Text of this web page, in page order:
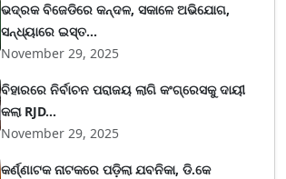
ଭଦ୍ରକ ବିଜେଡିରେ କନ୍ଦଳ, ସକାଳେ ଅଭିଯୋଗ,
ସନ୍ଧ୍ୟାରେ ଇସ୍ତ...
November 29, 2025
ବିହାରରେ ନିର୍ବାଚନ ପରାଜୟ ଲାଗି କଂଗ୍ରେସକୁ ଦାୟୀ
କଲା RJD...
November 29, 2025
କର୍ଣ୍ଣାଟକ ନାଟକରେ ପଡ଼ିଲା ଯବନିକା, ଡି.କେ